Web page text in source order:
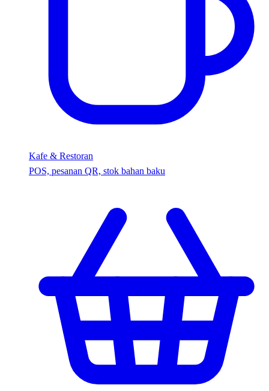
Kafe & Restoran
POS, pesanan QR, stok bahan baku